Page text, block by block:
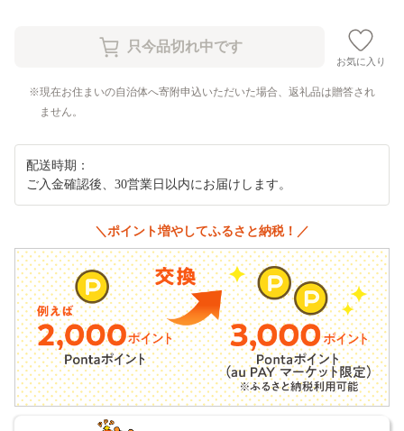
お気に入り
現在お住まいの自治体へ寄附申込いただいた場合、返礼品は贈答され
ません。
配送時期：
ご入金確認後、30営業日以内にお届けします。
＼ポイント増やしてふるさと納税！／